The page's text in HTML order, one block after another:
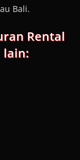
Bali.
Rental
lain: